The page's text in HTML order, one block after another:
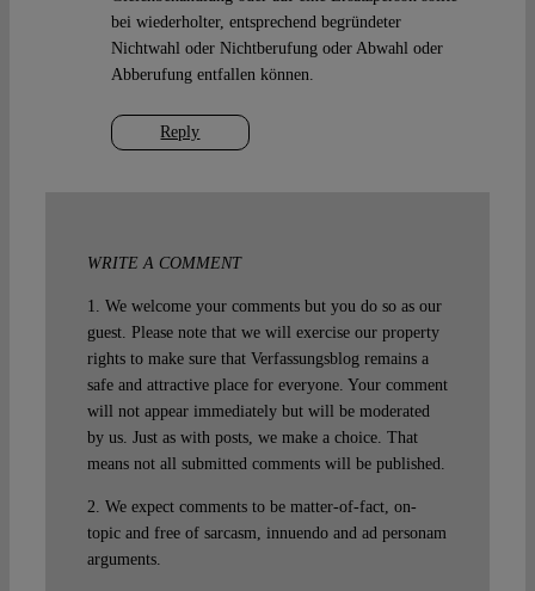
Reply
bei wiederholter, entsprechend begründeter
Nichtwahl oder Nichtberufung oder Abwahl oder
Abberufung entfallen können.
WRITE A COMMENT
1. We welcome your comments but you do so as our
guest. Please note that we will exercise our property
rights to make sure that Verfassungsblog remains a
safe and attractive place for everyone. Your comment
will not appear immediately but will be moderated
by us. Just as with posts, we make a choice. That
means not all submitted comments will be published.
2. We expect comments to be matter-of-fact, on-
topic and free of sarcasm, innuendo and ad personam
arguments.